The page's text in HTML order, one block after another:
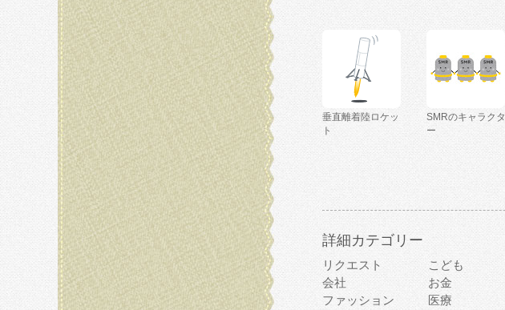
垂直離着陸ロケッ
ト
SMRのキャラクタ
ー
詳細カテゴリー
リクエスト こども
会社
お金
ファッション
医療